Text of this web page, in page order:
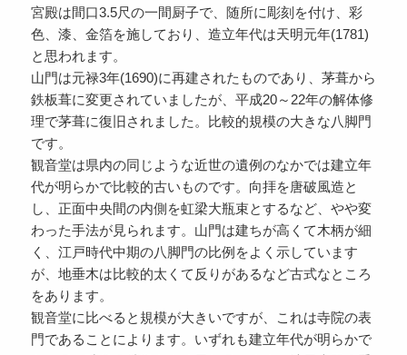
宮殿は間口3.5尺の一間厨子で、随所に彫刻を付け、彩
色、漆、金箔を施しており、造立年代は天明元年(1781)
と思われます。
山門は元禄3年(1690)に再建されたものであり、茅葺から
鉄板葺に変更されていましたが、平成20～22年の解体修
理で茅葺に復旧されました。比較的規模の大きな八脚門
です。
観音堂は県内の同じような近世の遺例のなかでは建立年
代が明らかで比較的古いものです。向拝を唐破風造と
し、正面中央間の内側を虹梁大瓶束とするなど、やや変
わった手法が見られます。山門は建ちが高くて木柄が細
く、江戸時代中期の八脚門の比例をよく示しています
が、地垂木は比較的太くて反りがあるなど古式なところ
をあります。
観音堂に比べると規模が大きいですが、これは寺院の表
門であることによります。いずれも建立年代が明らかで